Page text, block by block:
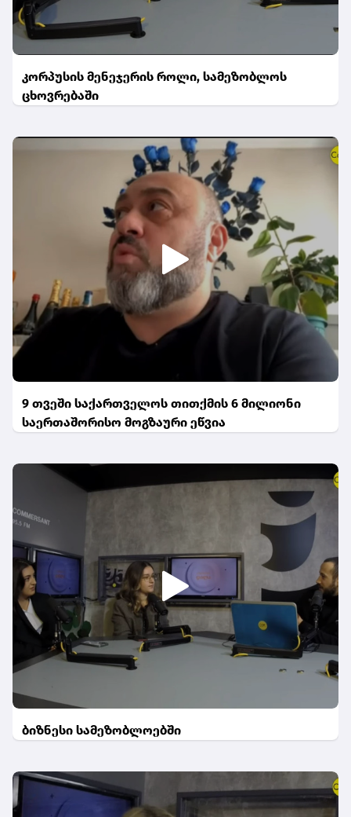
კორპუსის მენეჯერის როლი, სამეზობლოს
ცხოვრებაში
9 თვეში საქართველოს თითქმის 6 მილიონი
საერთაშორისო მოგზაური ეწვია
ბიზნესი სამეზობლოებში